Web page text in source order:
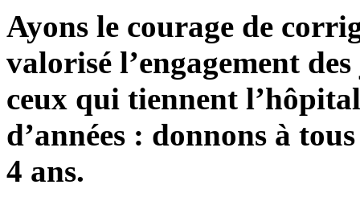
Ayons le courage de
valorisé l’engagement
ceux qui tiennent
d’années : donnons à
4 ans.